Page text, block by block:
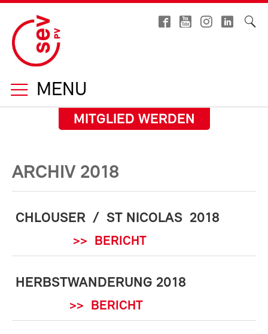
MENU
MITGLIED WERDEN
ARCHIV 2018
CHLOUSER / ST NICOLAS 2018
>> BERICHT
HERBSTWANDERUNG 2018
>> BERICHT